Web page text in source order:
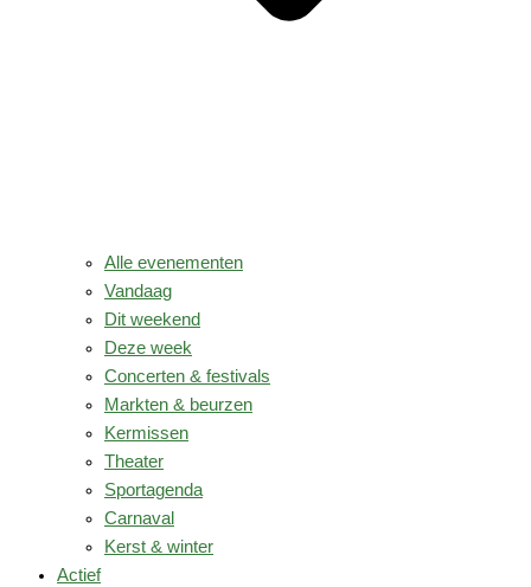
Alle evenementen
Vandaag
Dit weekend
Deze week
Concerten & festivals
Markten & beurzen
Kermissen
Theater
Sportagenda
Carnaval
Kerst & winter
Actief